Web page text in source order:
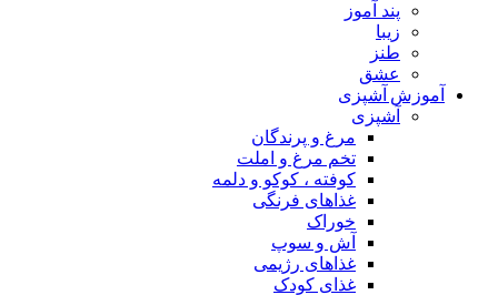
پند آموز
زیبا
طنز
عشق
آموزش آشپزی
آشپزی
مرغ و پرندگان
تخم مرغ و املت
کوفته ، کوکو و دلمه
غذاهای فرنگی
خوراک
آش و سوپ
غذاهای رژیمی
غذای کودک